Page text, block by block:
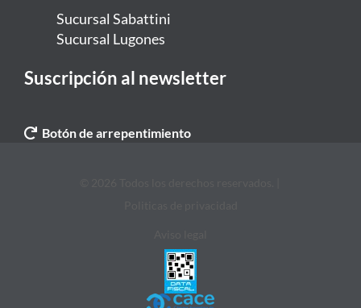
Sucursal Sabattini
Sucursal Lugones
Suscripción al newsletter
Botón de arrepentimiento